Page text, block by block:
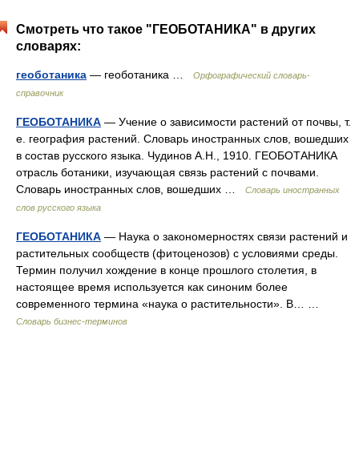
Смотреть что такое "ГЕОБОТАНИКА" в других
словарях:
геоботаника — геоботаника …
Орфографический словарь-
справочник
ГЕОБОТАНИКА — Учение о зависимости растений от почвы, т.
е. география растений. Словарь иностранных слов, вошедших
в состав русского языка. Чудинов А.Н., 1910. ГЕОБОТАНИКА
отрасль ботаники, изучающая связь растений с почвами.
Словарь иностранных слов, вошедших …
Словарь иностранных
слов русского языка
ГЕОБОТАНИКА — Наука о закономерностях связи растений и
растительных сообществ (фитоценозов) с условиями среды.
Термин получил хождение в конце прошлого столетия, в
настоящее время используется как синоним более
современного термина «наука о растительности». В… …
Словарь бизнес-терминов